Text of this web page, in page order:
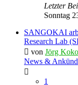
Letzter
Sonntag
SANGOKAI
Research Lab
von Jörg
News &
1